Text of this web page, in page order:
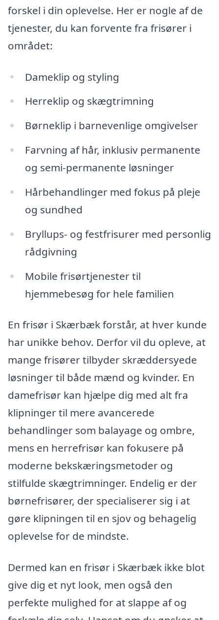
forskel i din oplevelse. Her er nogle af de
tjenester, du kan forvente fra frisører i
området:
Dameklip og styling
Herreklip og skægtrimning
Børneklip i barnevenlige omgivelser
Farvning af hår, inklusiv permanente
og semi-permanente løsninger
Hårbehandlinger med fokus på pleje
og sundhed
Bryllups- og festfrisurer med personlig
rådgivning
Mobile frisørtjenester til
hjemmebesøg for hele familien
En frisør i Skærbæk forstår, at hver kunde
har unikke behov. Derfor vil du opleve, at
mange frisører tilbyder skræddersyede
løsninger til både mænd og kvinder. En
damefrisør kan hjælpe dig med alt fra
klipninger til mere avancerede
behandlinger som balayage og ombre,
mens en herrefrisør kan fokusere på
moderne bekskæringsmetoder og
stilfulde skægtrimninger. Endelig er der
børnefrisører, der specialiserer sig i at
gøre klipningen til en sjov og behagelig
oplevelse for de mindste.
Dermed kan en frisør i Skærbæk ikke blot
give dig et nyt look, men også den
perfekte mulighed for at slappe af og